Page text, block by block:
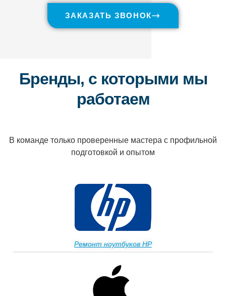
ЗАКАЗАТЬ ЗВОНОК
Бренды, с которыми мы
работаем
В команде только проверенные мастера с профильной
подготовкой и опытом
Ремонт ноутбуков HP